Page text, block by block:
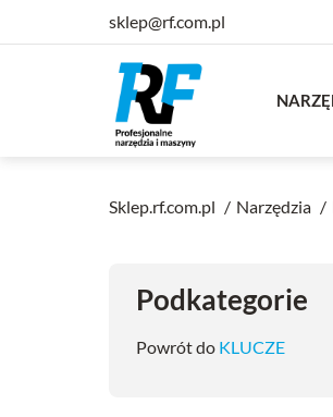
sklep@rf.com.pl
Sklep.rf.com.pl Narzędzia
Podkategorie
Powrót do KLUCZE